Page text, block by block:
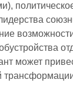
может